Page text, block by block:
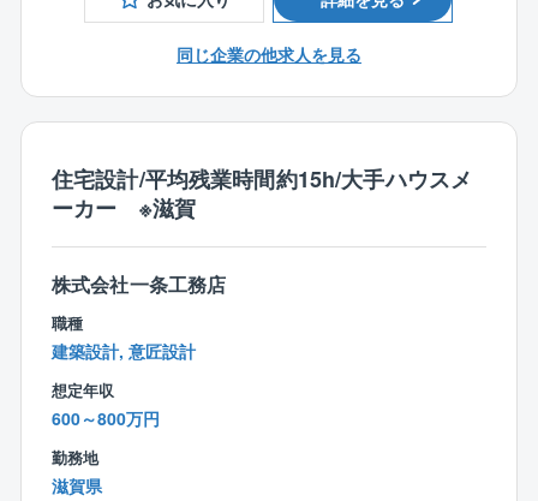
近年は同社グループ外の案件も増加しており、様々な
顧客ニーズや課題解決に携わる機会があります。プロ
けられます
設計のみ、施工管理のみといった役割に限定せず、本
人の能力・適性・経験に応じて、上流工程から現場ま
で幅広い業務に携わる機会があります。
設計力と施工マネジメント力の双方を磨きながら、技
術者としての成長を目指すことができます。
【裁量を持ってプロジェクトを推進】
設備更新や改造計画の立案段階から参画する機会も多
く、自ら考え、提案し、形にしていくやりがいを感じ
られます。
【施工管理業務】
プラント建設・改修工事における現場責任者として、
工事全体の管理を担当いただきます。
・プラント建設・改修工事の施工管理・工程管理、品
質管理、安全管理
・顧客や社内関係部署との調整・折衝・工事進捗の管
理および課題対応
【設計・エンジニアリング業務】
機械設備を中心としたプラント設備の設計・計画立案
を担当いただきます。
までのプロジェクト推進
・設備更新・能力増強・老朽化対策に関する計画立案
・顧客ニーズに応じた設備改善提案
・各種技術資料・仕様書の作成
同じ企業の他求人を見る
住宅設計/平均残業時間約15h/大手ハウスメ
ーカー ※滋賀
株式会社一条工務店
職種
建築設計, 意匠設計
想定年収
600～800万円
勤務地
滋賀県